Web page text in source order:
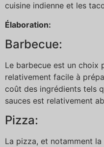
cuisine indienne et les
Élaboration:
Barbecue:
Le barbecue est un choix
relativement facile à
coût des ingrédients tels
sauces est relativement
Pizza:
La pizza, et notamment